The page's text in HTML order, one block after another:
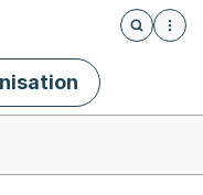
Öffnet